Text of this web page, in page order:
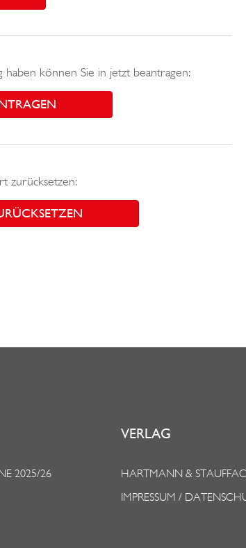
haben können Sie in jetzt beantragen:
zurücksetzen:
2025/26
VERLAG
HARTMANN &
IMPRESSUM /